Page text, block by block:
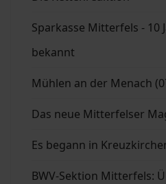
Sparkasse Mitterfels - 10
bekannt
Mühlen an der Menach
Das neue Mitterfelser
Es begann in
BWV-Sektion Mitterfels: